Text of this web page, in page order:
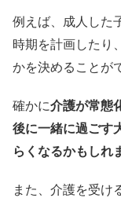
例えば、成人した
時期を計画したり
かを決めることが
確かに介護が常態
後に一緒に過ごす
らくなるかもしれ
また、介護を受け